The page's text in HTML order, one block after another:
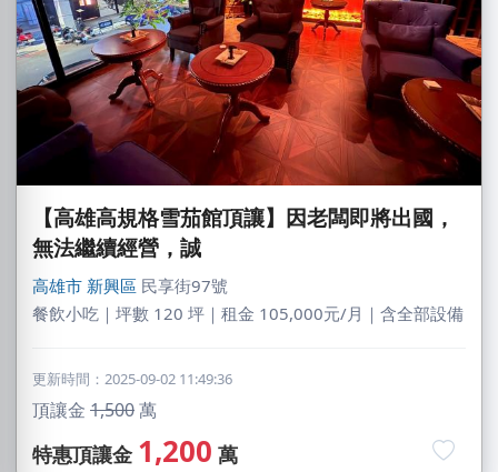
【高雄高規格雪茄館頂讓】因老闆即將出國，
無法繼續經營，誠
高雄市 新興區 民享街97號
餐飲小吃｜坪數 120 坪｜租金 105,000元/月｜含全部設備
更新時間：2025-09-02 11:49:36
頂讓金 1,500萬
特惠頂讓金 1,200 萬